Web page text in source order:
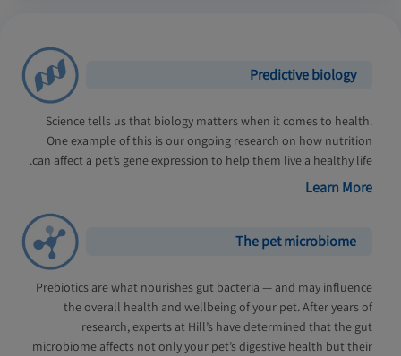
Predictive biology
Science tells us that biology matters when it comes to health.
One example of this is our ongoing research on how nutrition
can affect a pet’s gene expression to help them live a healthy life.
Learn More
The pet microbiome
Prebiotics are what nourishes gut bacteria — and may influence
the overall health and wellbeing of your pet. After years of
research, experts at Hill’s have determined that the gut
microbiome affects not only your pet’s digestive health but their